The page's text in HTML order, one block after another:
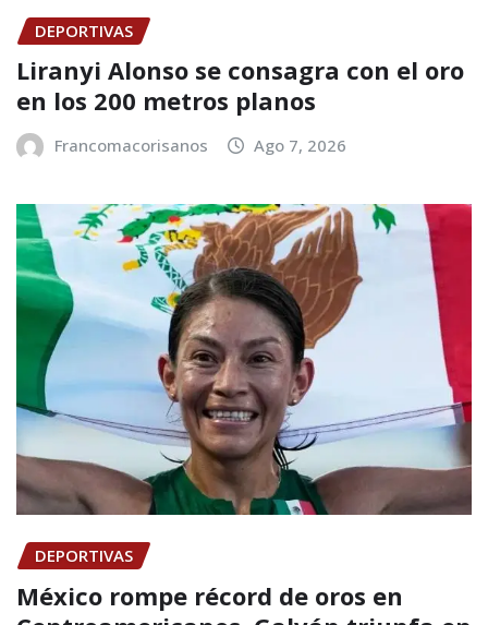
DEPORTIVAS
Liranyi Alonso se consagra con el oro
en los 200 metros planos
Francomacorisanos Ago 7, 2026
DEPORTIVAS
México rompe récord de oros en